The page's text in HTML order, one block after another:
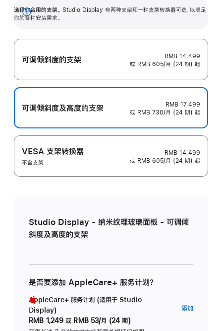
选择你合用的支架。 Studio Display 有两种支架和一种支架转换器可选，以满足
你的各种安装需求。
展
可调倾斜度的支架
RMB 14,499
或 RMB 605/月 (24 期) 起
可调倾斜度及高‍度的支‍架
RMB 17,499
或 RMB 730/月 (24 期) 起
VESA 支架转换器
不含支架
RMB 14,499
或 RMB 605/月 (24 期) 起
Studio Display - 纳米纹理玻璃面板 - 可调倾
斜度及高度的支架
是否要添加 AppleCare+ 服务计划？
AppleCare+ 服务计划 (适用于 Studio
Display)
RMB 1,249 或 RMB 53/月 (24 期)
添加